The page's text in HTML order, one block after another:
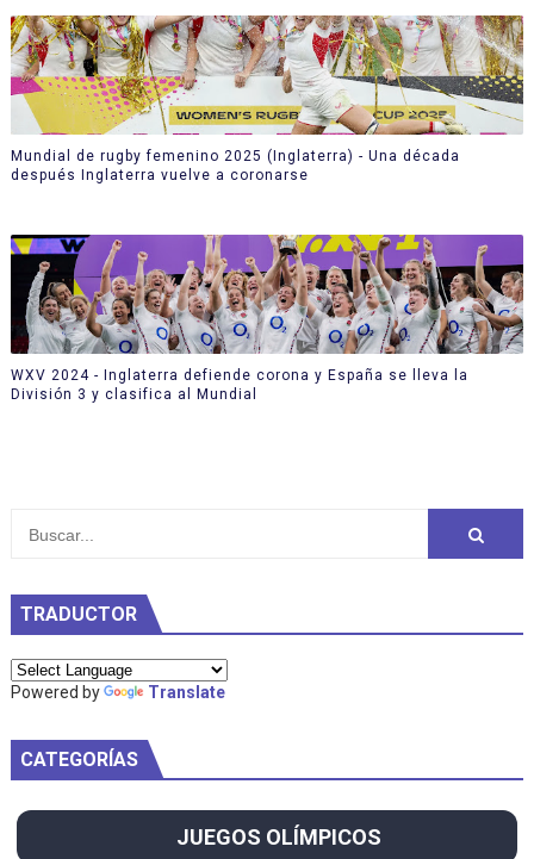
Mundial de rugby femenino 2025 (Inglaterra) - Una década
después Inglaterra vuelve a coronarse
WXV 2024 - Inglaterra defiende corona y España se lleva la
División 3 y clasifica al Mundial
TRADUCTOR
Powered by Translate
CATEGORÍAS
JUEGOS OLÍMPICOS